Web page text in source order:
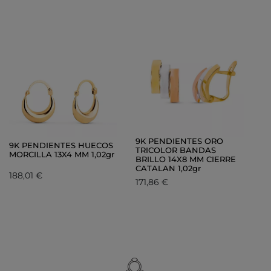
9K PENDIENTES HUECOS
MORCILLA 13X4 MM 1,02gr
188,01 €
9K PENDIENTES ORO
TRICOLOR BANDAS
BRILLO 14X8 MM CIERRE
CATALAN 1,02gr
171,86 €